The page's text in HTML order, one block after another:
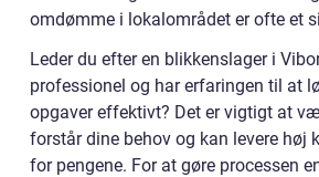
omdømme i lokalområdet er ofte et
Leder du efter en blikkenslager i
professionel og har erfaringen til at
opgaver effektivt? Det er vigtigt at
forstår dine behov og kan levere høj
for pengene. For at gøre processen